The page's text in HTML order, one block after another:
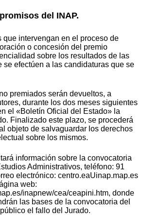
del INAP.
intervengan en el proceso de
o concesión del premio
sobre los resultados de las
se efectúen a las candidaturas que se
premiados serán devueltos, a
durante los dos meses siguientes
el «Boletín Oficial del Estado» la
Finalizado este plazo, se procederá
objeto de salvaguardar los derechos
sobre los mismos.
información sobre la convocatoria
Administrativos, teléfono: 91
electrónico: centro.eaUinap.map.es
web:
inapnew/cea/ceapini.htm, donde
las bases de la convocatoria del
el fallo del Jurado.